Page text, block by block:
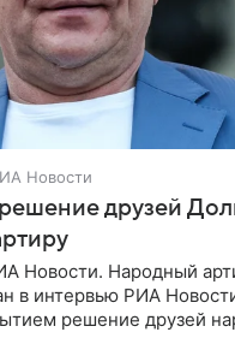
Новости
друзей
Новости. Народный
в интервью РИА
решение друзей